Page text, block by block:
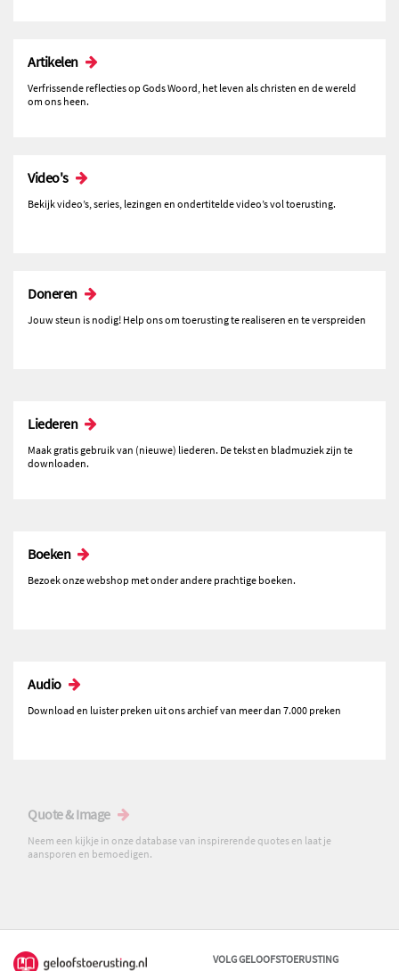
Artikelen
Verfrissende reflecties op Gods Woord, het leven als christen en de wereld
om ons heen.
Video's
Bekijk video’s, series, lezingen en ondertitelde video’s vol toerusting.
Doneren
Jouw steun is nodig! Help ons om toerusting te realiseren en te verspreiden
Liederen
Maak gratis gebruik van (nieuwe) liederen. De tekst en bladmuziek zijn te
downloaden.
Boeken
Bezoek onze webshop met onder andere prachtige boeken.
Audio
Download en luister preken uit ons archief van meer dan 7.000 preken
Quote & Image
Neem een kijkje in onze database van inspirerende quotes en laat je
aansporen en bemoedigen.
VOLG GELOOFSTOERUSTING